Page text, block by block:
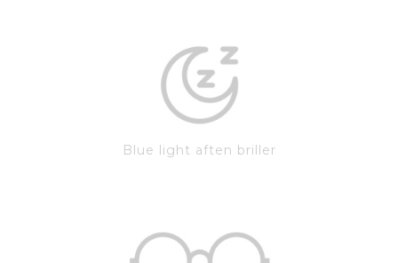
Blue light aften briller